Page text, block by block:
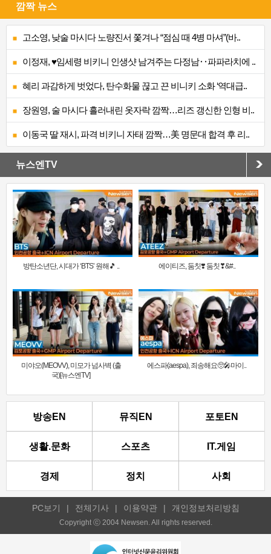
깜짝 뉴스
고소영, 낮술 마시다 노량진서 쫓겨나 “점심 때 4병 마셔”(바..
이정재, ♥임세령 비키니 인생샷 남겨주는 다정남‥파파라치에 ..
혜리 과감하게 벗었다, 탄수화물 끊고 끈 비니키 소화 ‘역대급..
장원영, 술 마시다 흘러내린 옷자락 깜짝…리즈 갱신한 인형 비..
이동국 딸 재시, 파격 비키니 자태 깜짝…美 명문대 합격 후 리..
뉴스엔TV
방탄소년단, 시대가 ‘BTS’ 원해🎵 .. 에이티즈, 둠칫❣️ 둠칫❣&#..
미야오(MEOVV), 미모가 넘사벽 (출
국)[뉴스엔TV]
에스파(aespa), 죄송해요🥺🎤마이..
방송EN 뮤직EN 포토EN
생활.문화 스포츠 IT.게임
경제 정치 사회
PC보기 | 전체기사 | 이용약관 | 개인정보처리방침
Copyright ⓒ 2004 Newsen. All rights reserved.